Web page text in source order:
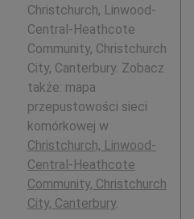
Christchurch, Linwood-
Central-Heathcote
Community, Christchurch
City, Canterbury. Zobacz
także: mapa
przepustowości sieci
komórkowej w
Christchurch, Linwood-
Central-Heathcote
Community, Christchurch
City, Canterbury.